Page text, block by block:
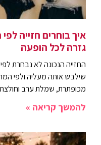
איך בוחרים חזייה
גזרה לכל הופעה
החזייה הנכונה לא נבחרת
שילבש אותה מעליה ולפי
מכופתרת, שמלת ערב
להמשך קריאה »